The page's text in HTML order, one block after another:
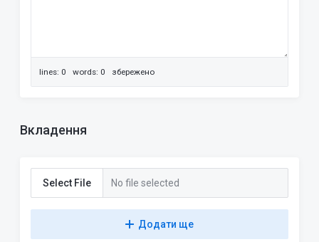
lines: 0 words: 0 збережено
Вкладення
Select File No file selected
Додати ще